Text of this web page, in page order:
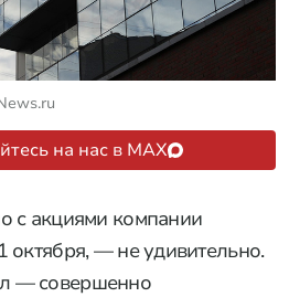
на нас в MAX
с акциями компании
октября, — не удивительно.
— совершенно